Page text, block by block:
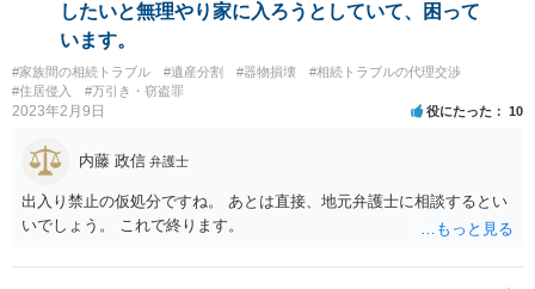
したいと無理やり家に入ろうとしていて、困って
います。
#家族間の相続トラブル #遺産分割 #器物損壊
#相続トラブルの代理交渉
#住居侵入
#万引き・窃盗罪
2023年2月9日 役にたった 10
内藤 政信 弁護士
出入り禁止の仮処分ですね。 あとは直接、地元弁護士に相談するとい
いでしょう。 これで終ります。